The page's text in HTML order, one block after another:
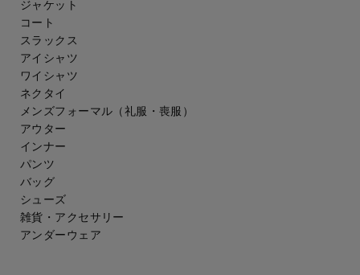
ジャケット
コート
スラックス
アイシャツ
ワイシャツ
ネクタイ
メンズフォーマル （礼服・喪服）
アウター
インナー
パンツ
バッグ
シューズ
雑貨・アクセサリー
アンダーウェア